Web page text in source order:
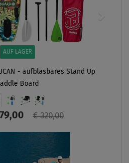
AUF LAGER
- aufblasbares Stand Up
Board
€ 320,00